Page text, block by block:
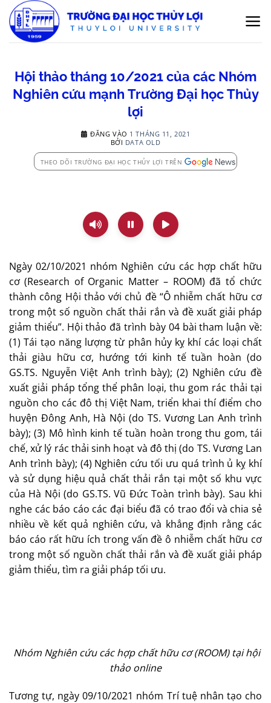
qua
nội
Hội thảo tháng 10/2021 của các Nhóm
Nghiên cứu mạnh Trường Đại học Thủy
lợi
ĐĂNG VÀO 1 THÁNG 11, 2021
BỞI DATA OLD
THEO DÕI TRƯỜNG ĐẠI HỌC THỦY LỢI TRÊN
Ngày 02/10/2021 nhóm Nghiên cứu các hợp chất hữu
cơ (Research of Organic Matter – ROOM) đã tổ chức
thành công Hội thảo với chủ đề “Ô nhiễm chất hữu cơ
trong một số nguồn chất thải rắn và đề xuất giải pháp
giảm thiểu”. Hội thảo đã trình bày 04 bài tham luận về:
(1) Tái tạo năng lượng từ phân hủy kỵ khí các loại chất
thải giàu hữu cơ, hướng tới kinh tế tuần hoàn (do
GS.TS. Nguyễn Việt Anh trình bày); (2) Nghiên cứu đề
xuất giải pháp tổng thể phân loại, thu gom rác thải tại
nguồn cho các đô thị Việt Nam, triển khai thí điểm cho
huyện Đông Anh, Hà Nội (do TS. Vương Lan Anh trình
bày); (3) Mô hình kinh tế tuần hoàn trong thu gom, tái
chế, xử lý rác thải sinh hoạt và đô thị (do TS. Vương Lan
Anh trình bày); (4) Nghiên cứu tối ưu quá trình ủ kỵ khí
và sử dụng hiệu quả chất thải rắn tại một số khu vực
của Hà Nội (do GS.TS. Vũ Đức Toàn trình bày). Sau khi
nghe các báo cáo các đại biểu đã có trao đổi và chia sẻ
nhiều về kết quả nghiên cứu, và khẳng định rằng các
báo cáo rất hữu ích trong vấn đề ô nhiễm chất hữu cơ
trong một số nguồn chất thải rắn và đề xuất giải pháp
giảm thiểu, tìm ra giải pháp tối ưu.
Nhóm Nghiên cứu các hợp chất hữu cơ (ROOM) tại hội
thảo online
Tương tự, ngày 09/10/2021 nhóm Trí tuệ nhân tạo cho